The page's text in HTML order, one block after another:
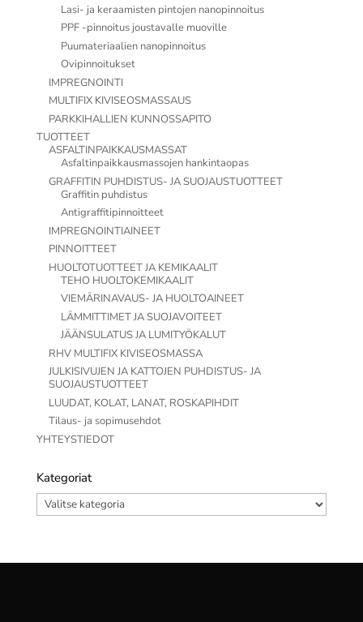
Lasi- ja keraamisten pintojen nanopinnoitus
PPF -pinnoitus joustavalle muoville
Puumateriaalien nanopinnoitus
Ovipinnoitukset
IMPREGNOINTI
MULTIFIX KIVISEOSMASSAUS
PARKKIHALLIEN KUNNOSSAPITO
TUOTTEET
ASFALTINPAIKKAUSMASSAT
Asfaltinpaikkausmassojen hankintaopas
GRAFFITIN PUHDISTUS- JA SUOJAUSTUOTTEET
Graffitin puhdistus
Antigraffitipinnoitteet
IMPREGNOINTIAINEET
PINNOITTEET
HUOLTOTUOTTEET JA KEMIKAALIT
TEHO HUOLTOKEMIKAALIT
VIEMÄRINAVAUS- JA HUOLTOAINEET
LÄMMITTIMET JA SUOJAVOITEET
JÄÄNSULATUS JA LUMITYÖKALUT
RHV MULTIFIX KIVISEOSMASSA
JULKISIVUJEN JA KATTOJEN PUHDISTUS- JA
SUOJAUSTUOTTEET
LUUDAT, KOLAT, LANAT, ROSKAPIHDIT
Tilaus- ja sopimusehdot
YHTEYSTIEDOT
Kategoriat
Kategoriat